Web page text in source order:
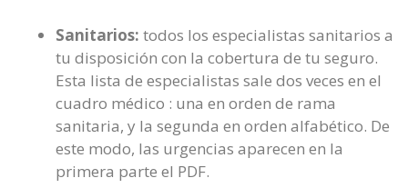
Sanitarios: todos los especialistas sanitarios a
tu disposición con la cobertura de tu seguro.
Esta lista de especialistas sale dos veces en el
cuadro médico : una en orden de rama
sanitaria, y la segunda en orden alfabético. De
este modo, las urgencias aparecen en la
primera parte el PDF.